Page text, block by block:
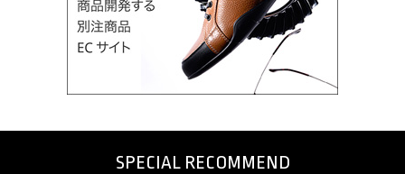
SPECIAL RECOMMEND